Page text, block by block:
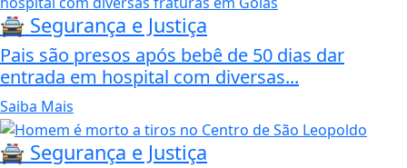
🚔 Segurança e Justiça
Pais são presos após bebê de 50 dias dar
entrada em hospital com diversas...
Saiba Mais
🚔 Segurança e Justiça